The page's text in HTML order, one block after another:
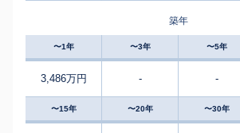
築年
〜1年 〜3年 〜5年
3,486万円 - -
〜15年 〜20年 〜30年